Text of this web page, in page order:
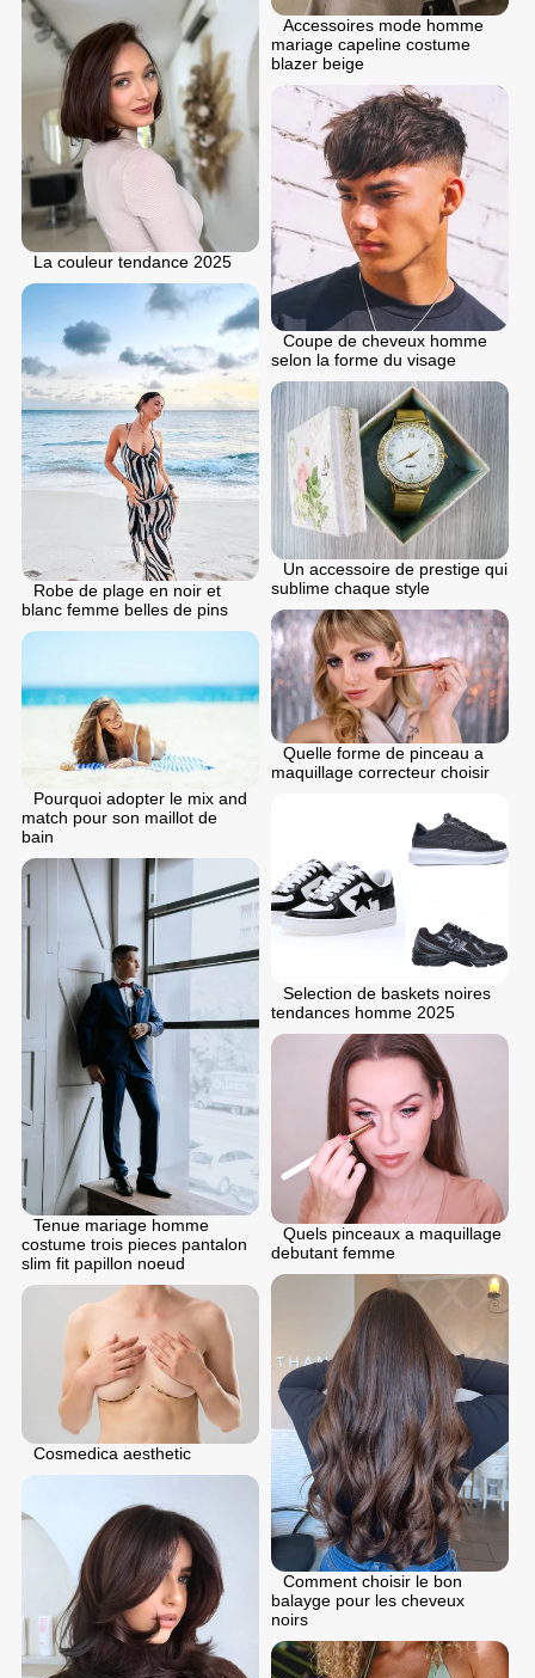
Accessoires mode homme
mariage capeline costume
blazer beige
La couleur tendance 2025
Coupe de cheveux homme
selon la forme du visage
Robe de plage en noir et
blanc femme belles de pins
Un accessoire de prestige qui
sublime chaque style
Quelle forme de pinceau a
maquillage correcteur choisir
Pourquoi adopter le mix and
match pour son maillot de
bain
Selection de baskets noires
tendances homme 2025
Tenue mariage homme
costume trois pieces pantalon
slim fit papillon noeud
Quels pinceaux a maquillage
debutant femme
Comment choisir le bon
balayge pour les cheveux
noirs
Cosmedica aesthetic